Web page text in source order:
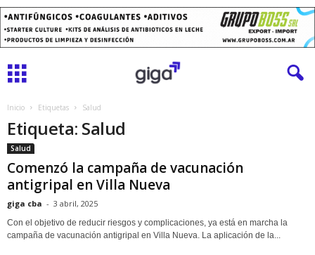
Inicio Etiquetas Salud
Etiqueta: Salud
Salud
Comenzó la campaña de vacunación
antigripal en Villa Nueva
giga cba - 3 abril, 2025
Con el objetivo de reducir riesgos y complicaciones, ya está en marcha la
campaña de vacunación antigripal en Villa Nueva. La aplicación de la...